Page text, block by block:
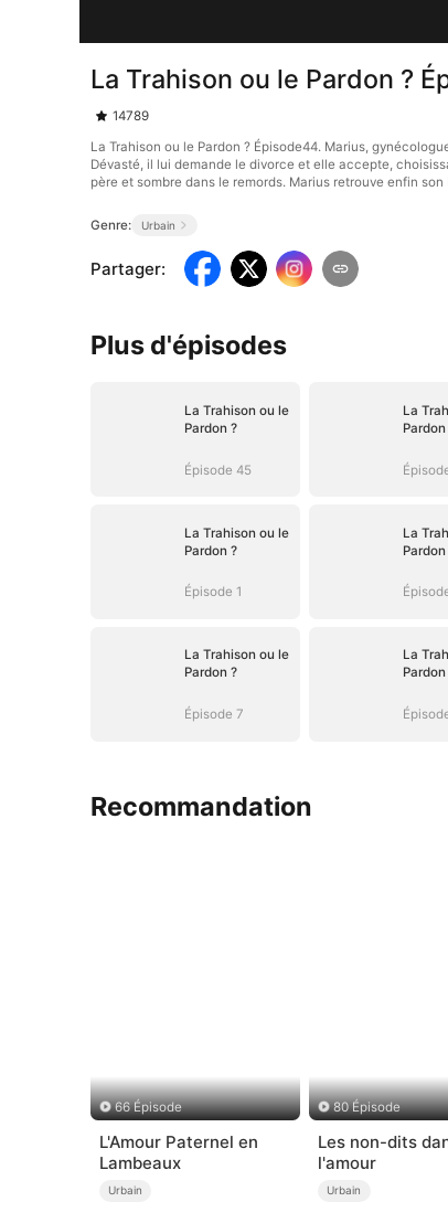
La Trahison ou le Pardon ?
14789
La Trahison ou le Pardon ? Épisode44. Marius,
Dévasté, il lui demande le divorce et elle accepte,
père et sombre dans le remords. Marius retrouve enfin son
Genre: Urbain
Partager:
Plus d'épisodes
La Trahison ou le
Pardon ?
Épisode 45
La
Pardon
La Trahison ou le
Pardon ?
Épisode 1
La
Pardon
La Trahison ou le
Pardon ?
Épisode 7
La
Pardon
Recommandation
66 Épisode
L'Amour Paternel en
Lambeaux
Urbain
80 Épisode
Les non-dits
l'amour
Urbain